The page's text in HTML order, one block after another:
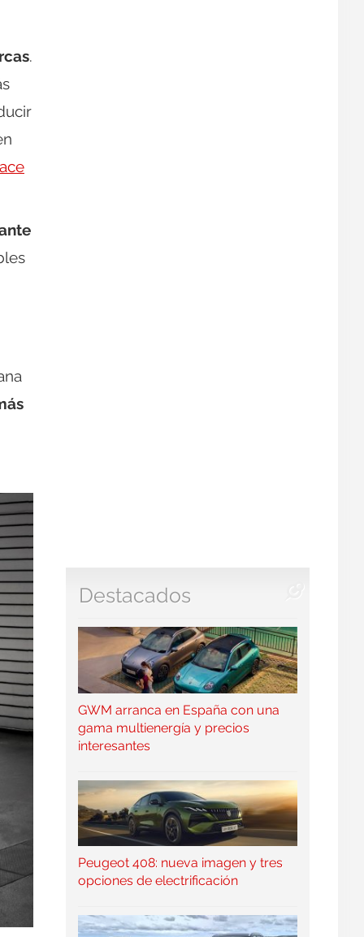
.
Destacados
GWM arranca en España con una
gama multienergía y precios
interesantes
Peugeot 408: nueva imagen y tres
opciones de electrificación